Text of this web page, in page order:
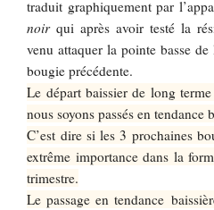
traduit graphiquement par
noirqui après avoir testé la
venu attaquer la pointe basse
bougie précédente.
Le départ baissier de long
nous soyons passés en tendance
C’est dire si les 3 prochaines
extrême importance dans la
trimestre.
Le passage en tendance